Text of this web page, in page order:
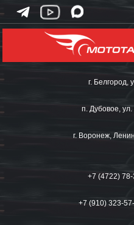
г. Белгород,
п. Дубовое,
г. Воронеж,
+7 (4722)
+7 (910) 323-